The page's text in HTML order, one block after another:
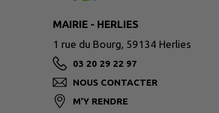
MAIRIE - HERLIES
1 rue du Bourg, 59134 Herlies
03 20 29 22 97
NOUS CONTACTER
M'Y RENDRE